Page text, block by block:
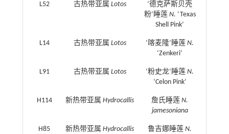
L52 古热带亚属 Lotos
‘德克萨斯贝壳
粉’睡莲 N. ‘Texas
Shell Pink’
L14 古热带亚属 Lotos ‘喀麦隆’睡莲N.
‘Zenkeri’
L91 古热带亚属 Lotos ‘粉史龙’睡莲N.
‘Celon Pink’
H114 新热带亚属Hydrocallis 詹氏睡莲N.
jamesoniana
H85 新热带亚属Hydrocallis 鲁吉娜睡莲N.